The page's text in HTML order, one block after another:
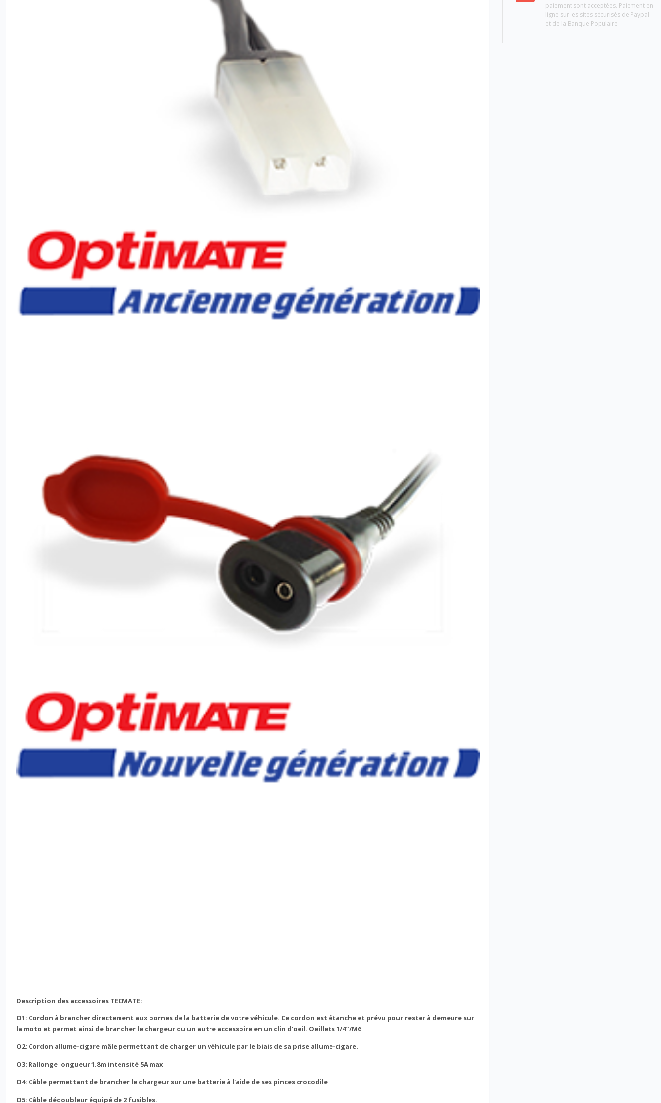
Description des accessoires TECMATE:
O1: Cordon à brancher directement aux bornes de la batterie de votre véhicule. Ce cordon est étanche et prévu pour rester à demeure sur
la moto et permet ainsi de brancher le chargeur ou un autre accessoire en un clin d'oeil. Oeillets 1/4″/M6
O2: Cordon allume-cigare mâle permettant de charger un véhicule par le biais de sa prise allume-cigare.
O3: Rallonge longueur 1.8m intensité 5A max
O4: Câble permettant de brancher le chargeur sur une batterie à l'aide de ses pinces crocodile
O5: Câble dédoubleur équipé de 2 fusibles.
paiement sont acceptées. Paiement en
ligne sur les sites sécurisés de Paypal
et de la Banque Populaire